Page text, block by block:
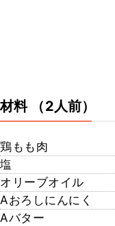
材料 （2人前）
鶏もも肉
塩
オリーブオイル
Aおろしにんにく
Aバター